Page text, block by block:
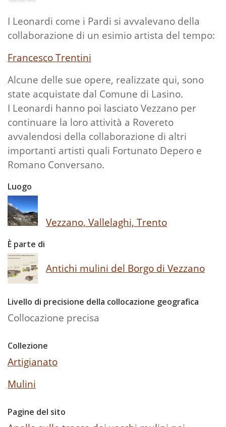
I Leonardi come i Pardi si avvalevano della
collaborazione di un esimio artista del tempo:
Francesco Trentini
Alcune delle sue opere, realizzate qui, sono
state acquistate dal Comune di Lasino.
I Leonardi hanno poi lasciato Vezzano per
continuare la loro attività a Rovereto
avvalendosi della collaborazione di altri
importanti artisti quali Fortunato Depero e
Romano Conversano.
Luogo
Vezzano, Vallelaghi, Trento
È parte di
Antichi mulini del Borgo di Vezzano
Livello di precisione della collocazione geografica
Collocazione precisa
Collezione
Artigianato
Mulini
Pagine del sito